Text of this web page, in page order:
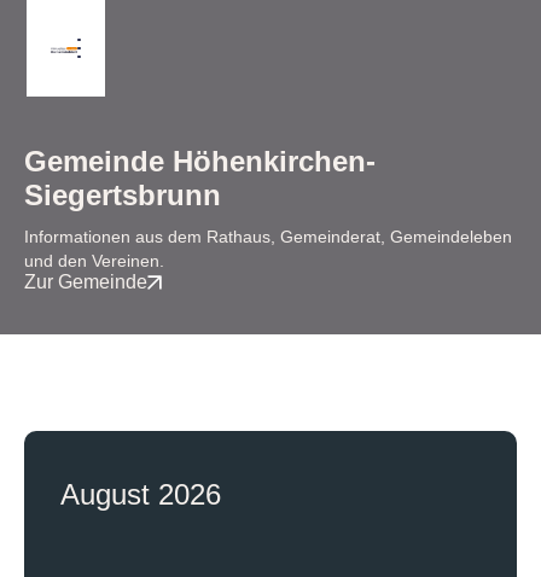
Gemeinde Höhenkirchen-
Siegertsbrunn
Informationen aus dem Rathaus, Gemeinderat, Gemeindeleben
und den Vereinen.
Zur Gemeinde
August 2026